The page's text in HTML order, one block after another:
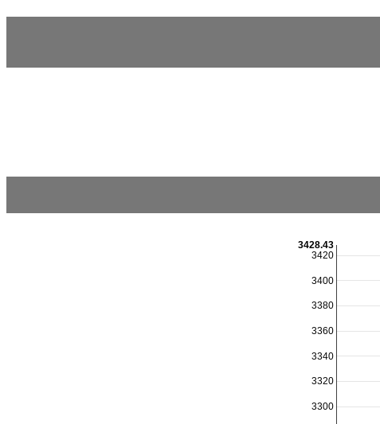
3300
3320
3340
3360
3380
3400
3420
3428.43